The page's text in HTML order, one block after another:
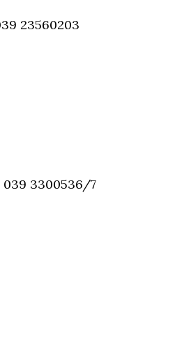
23560203
3300536/7